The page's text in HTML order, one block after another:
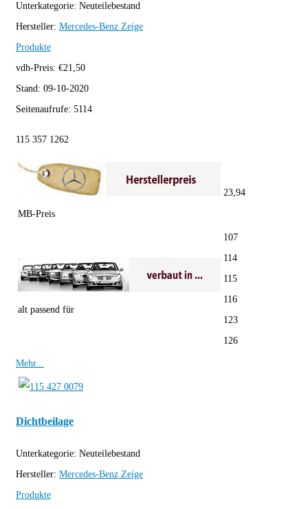
Unterkategorie: Neuteilebestand
Hersteller: Mercedes-Benz Zeige
Produkte
vdh-Preis: €21,50
Stand: 09-10-2020
Seitenaufrufe: 5114
115 357 1262
MB-Preis
23,94
alt passend für
107
114
115
116
123
126
Mehr...
Dichtbeilage
Unterkategorie: Neuteilebestand
Hersteller: Mercedes-Benz Zeige
Produkte